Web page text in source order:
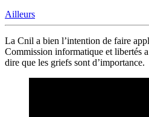
Ailleurs
La Cnil a bien l’intention de faire
Commission informatique et libertés a
dire que les griefs sont d’importance.